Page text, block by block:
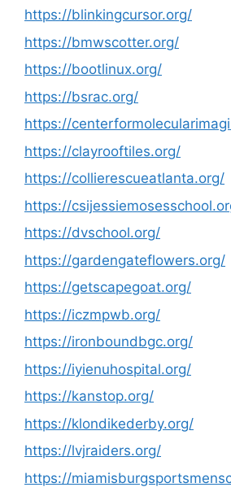
https://blinkingcursor.org/
https://bmwscotter.org/
https://bootlinux.org/
https://bsrac.org/
https://
https://clayrooftiles.org/
https://collierescueatlanta.org/
https://
https://dvschool.org/
https://gardengateflowers.org/
https://getscapegoat.org/
https://iczmpwb.org/
https://ironboundbgc.org/
https://iyienuhospital.org/
https://kanstop.org/
https://klondikederby.org/
https://lvjraiders.org/
https://